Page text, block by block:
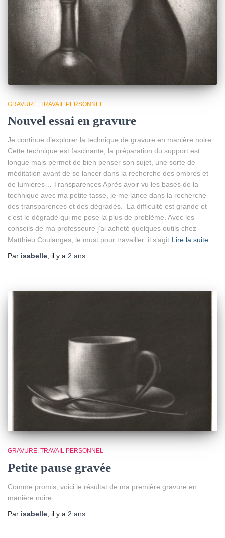
GRAVURE TRAVAIL PERSONNEL
Nouvel essai en gravure
Je continue d’explorer la technique de gravure en manière noire.
Cette technique est fascinante, la préparation du support est
longue mais permet de bien penser son sujet, une sorte de
méditation avant de se lancer dans la recherche des ombres et
de lumières… Transparences Après avoir vu les bases de la
technique avec ma petite tasse, je me lance dans la recherche
des transparences et des dégradés. La difficulté est grande et
c’est le dégradé qui me pose la plus de problème. Avec les
conseils de ma professeure j’ai acheté quelques outils chez
Matthieu Coulanges, le must pour travailler. il s’agit Lire la suite
Par isabelle , il y a 2 ans
GRAVURE TRAVAIL PERSONNEL
Petite pause gravée
Comme promis, voici le résultat de ma première gravure en
manière noire .
Par isabelle, il y a 2 ans